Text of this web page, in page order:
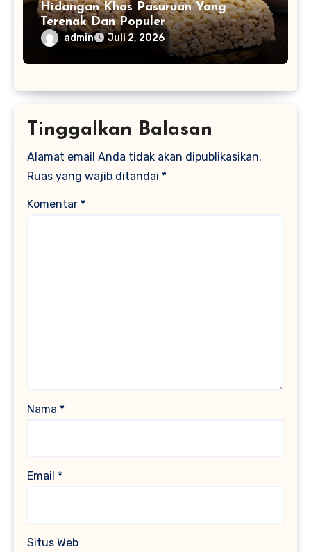
Hidangan Khas Pasuruan Yang
Terenak Dan Populer
admin Juli 2, 2026
Tinggalkan Balasan
Alamat email Anda tidak akan dipublikasikan.
Ruas yang wajib ditandai *
Komentar *
Nama *
Email *
Situs Web